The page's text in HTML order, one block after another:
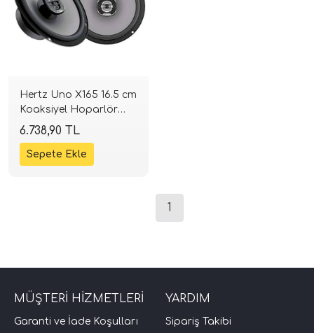
Modelleri
Arac Baslari)
Hertz Uno X165 16.5 cm
Koaksiyel Hoparlör
(220W) | SPLHIFI
6.738,90 TL
1
MÜŞTERİ HİZMETLERİ
Garanti ve İade Koşulları
YARDIM
Sipariş Takibi